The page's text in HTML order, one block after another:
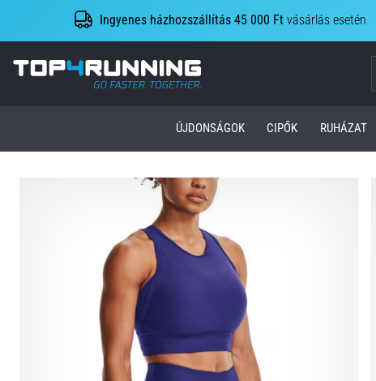
Ingyenes házhozszállítás 45 000 Ft vásárlás esetén
Top4Running.hu
ÚJDONSÁGOK CIPŐK RUHÁZAT